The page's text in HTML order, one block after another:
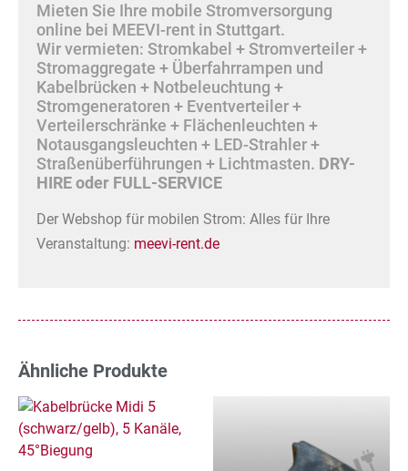
Mieten Sie Ihre mobile Stromversorgung
online bei MEEVI-rent in Stuttgart.
Wir vermieten: Stromkabel + Stromverteiler +
Stromaggregate + Überfahrrampen und
Kabelbrücken + Notbeleuchtung +
Stromgeneratoren + Eventverteiler +
Verteilerschränke + Flächenleuchten +
Notausgangsleuchten + LED-Strahler +
Straßenüberführungen + Lichtmasten. DRY-
HIRE oder FULL-SERVICE
Der Webshop für mobilen Strom: Alles für Ihre
Veranstaltung: meevi-rent.de
Ähnliche Produkte